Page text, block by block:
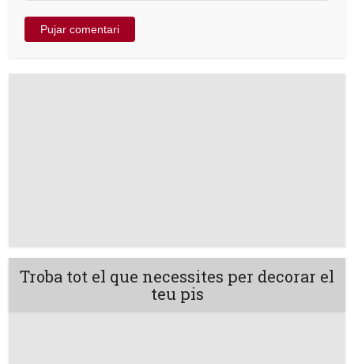
Troba tot el que necessites per decorar el
teu pis